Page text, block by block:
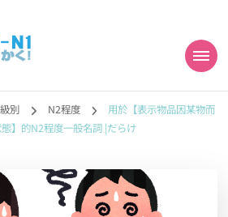
語能力試
!!】
別 N2程度
用於【表示物品因某物而
】的N2程度一般名詞 |だらけ